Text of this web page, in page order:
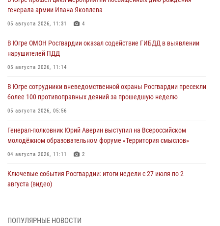
генерала армии Ивана Яковлева
05 августа 2026, 11:31 4
В Югре ОМОН Росгвардии оказал содействие ГИБДД в выявлении
нарушителей ПДД
05 августа 2026, 11:14
В Югре сотрудники вневедомственной охраны Росгвардии пресекли
более 100 противоправных деяний за прошедшую неделю
05 августа 2026, 05:56
Генерал-полковник Юрий Аверин выступил на Всероссийском
молодёжном образовательном форуме «Территория смыслов»
04 августа 2026, 11:11 2
Ключевые события Росгвардии: итоги недели с 27 июля по 2
августа (видео)
Сотрудник Росгвардии из Югры спас ребёнка от нападения дикой
ПОПУЛЯРНЫЕ НОВОСТИ